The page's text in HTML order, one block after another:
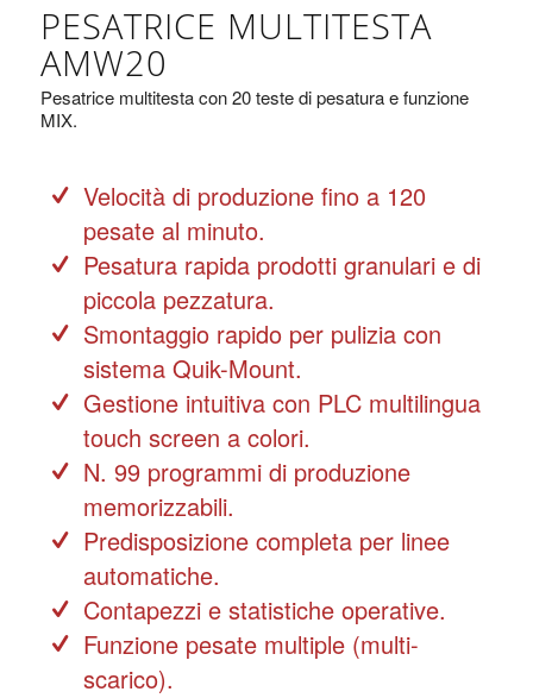
PESATRICE MULTITESTA
AMW20
Pesatrice multitesta con 20 teste di pesatura e funzione
MIX.
Velocità di produzione fino a 120
pesate al minuto.
Pesatura rapida prodotti granulari e di
piccola pezzatura.
Smontaggio rapido per pulizia con
sistema Quik-Mount.
Gestione intuitiva con PLC multilingua
touch screen a colori.
N. 99 programmi di produzione
memorizzabili.
Predisposizione completa per linee
automatiche.
Contapezzi e statistiche operative.
Funzione pesate multiple (multi-
scarico).